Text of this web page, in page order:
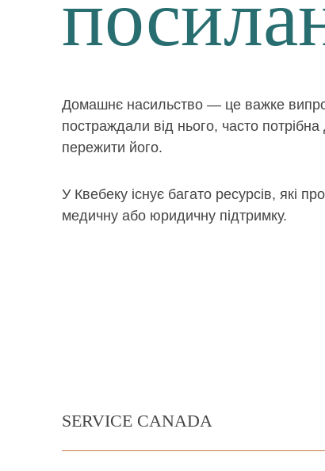
Домашнє насильство — це важке
постраждали від нього, часто
пережити його.
У Квебеку існує багато ресурсів, які
медичну або юридичну підтримку.
SERVICE CANADA